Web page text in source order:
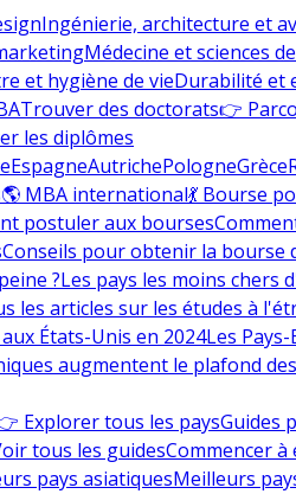
Ingénierie, architecture et
Médecine et sciences
et hygiène de vieDurabilité et
Trouver des doctorats👉
les diplômes
EspagneAutrichePologneGrèce
🌎 MBA international💃 Bourse
postuler aux bourses
Conseils pour obtenir la bourse
?Les pays les moins chers
les articles sur les études à
États-Unis en 2024Les
augmentent le plafond
Explorer tous les paysGuides
tous les guidesCommencer
pays asiatiquesMeilleurs